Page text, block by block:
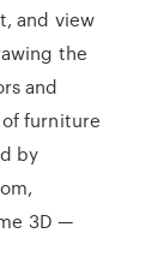
and view
the
and
of furniture
by
3D —